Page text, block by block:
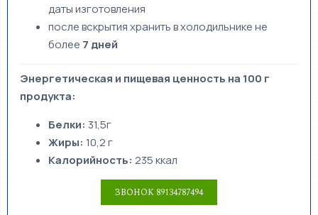
даты изготовления
после вскрытия хранить в холодильнике не
более 7 дней
Энергетическая и пищевая ценность на 100 г
продукта:
Белки: 31,5г
Жиры: 10,2 г
Калорийность: 235 ккал